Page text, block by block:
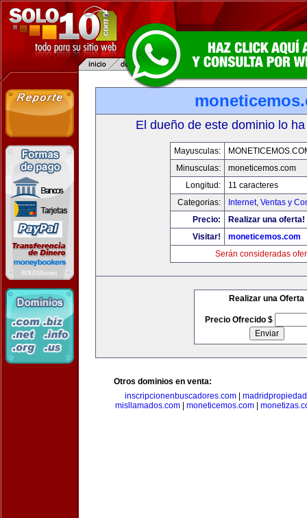
El dueño de este dominio lo
Mayusculas:
Minusculas:
moneticemos.com
Longitud:
11 caracteres
Categorias:
Internet, Ventas y
Precio:
Realizar una oferta!
Visitar!
moneticemos.com
Serán consideradas
Realizar una Oferta
Precio Ofrecido $
Otros dominios en venta:
inscripcionenbuscadores.com|
misllamados.com| moneticemos.com|